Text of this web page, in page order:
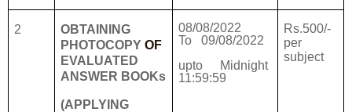
2
OBTAINING
PHOTOCOPY OF
EVALUATED
ANSWER BOOKs
(APPLYING
08/08/2022
To
09/08/2022
upto Midnight
11:59:59
Rs.500/-
per
subject